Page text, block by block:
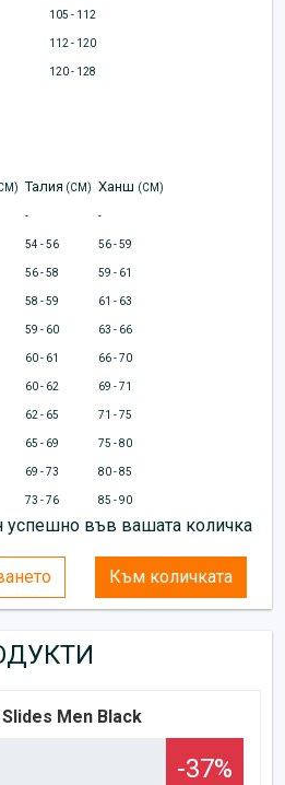
105 - 112
112 - 120
120 - 128
Талия (CM) Ханш (CM)
- -
54 - 56 56 - 59
56 - 58 59 - 61
58 - 59 61 - 63
59 - 60 63 - 66
60 - 61 66 - 70
60 - 62 69 - 71
62 - 65 71 - 75
65 - 69 75 - 80
69 - 73 80 - 85
73 - 76 85 - 90
успешно във вашата количка
Към количката
Slides Men Black
-37%